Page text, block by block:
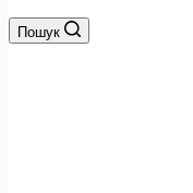
Пошук